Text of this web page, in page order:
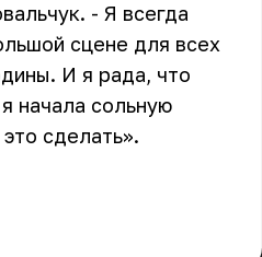
. - Я всегда
сцене для всех
И я рада, что
начала сольную
сделать».